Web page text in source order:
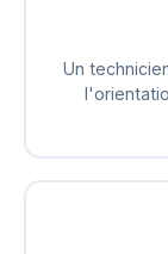
Un